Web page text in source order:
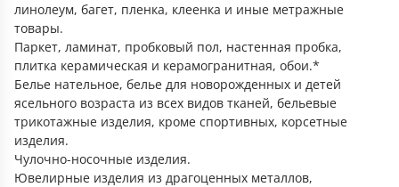
линолеум, багет, пленка, клеенка и иные метражные
товары.
Паркет, ламинат, пробковый пол, настенная пробка,
плитка керамическая и керамогранитная, обои.*
Белье нательное, белье для новорожденных и детей
ясельного возраста из всех видов тканей, бельевые
трикотажные изделия, кроме спортивных, корсетные
изделия.
Чулочно-носочные изделия.
Ювелирные изделия из драгоценных металлов,